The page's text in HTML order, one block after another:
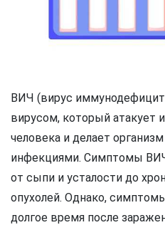
ВИЧ (вирус
вирусом, который атакует
человека и делает
инфекциями. Симптомы
от сыпи и усталости до
опухолей. Однако,
долгое время после